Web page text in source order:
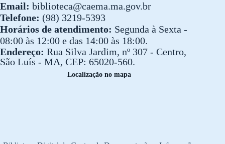
Email: biblioteca@caema.ma.gov.br
Telefone: (98) 3219-5393
Horários de atendimento: Segunda à Sexta -
08:00 às 12:00 e das 14:00 às 18:00.
Endereço: Rua Silva Jardim, nº 307 - Centro,
São Luís - MA, CEP: 65020-560.
Localização no mapa